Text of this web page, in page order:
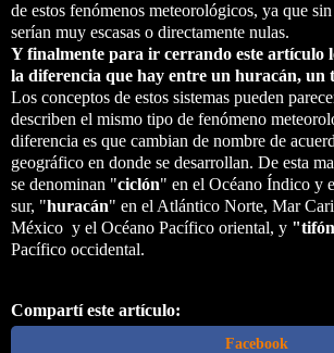
de estos fenómenos meteorológicos, ya que
serían muy escasas o directamente nulas.
Y finalmente para ir cerrando este artículo
la diferencia que hay entre un huracán, un
Los conceptos de estos sistemas pueden
describen el mismo tipo de fenómeno
diferencia es que cambian de nombre de
geográfico en donde se desarrollan. De esta
se denominan "ciclón" en el Océano Índico y
sur, "huracán" en el Atlántico Norte, Mar
México y el Océano Pacífico oriental, y
Pacífico occidental.
Compartí este artículo:
Facebook